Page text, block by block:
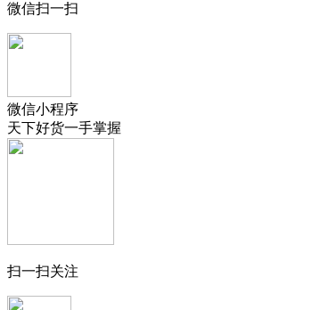
微信扫一扫
微信小程序
天下好货一手掌握
扫一扫关注